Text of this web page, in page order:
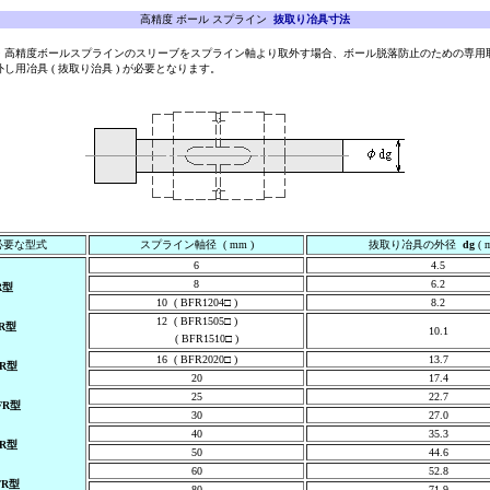
高精度 ボール スプライン 抜取り冶具寸法
高精度ボールスプラインのスリーブをスプライン軸より取外す場合、ボール脱落防止のための専用
し用冶具 ( 抜取り治具 ) が必要となります。
要な型式 スプライン軸径 ( mm ) 抜取り冶具の外径 dg(
型
型
型
型
型
型
6
4.5
8
6.2
10 ( BFR1204□ )
8.2
12 ( BFR1505□ )
( BFR1510□ )
10.1
16 ( BFR2020□ )
13.7
20
17.4
25
22.7
30
27.0
40
35.3
50
44.6
60
52.8